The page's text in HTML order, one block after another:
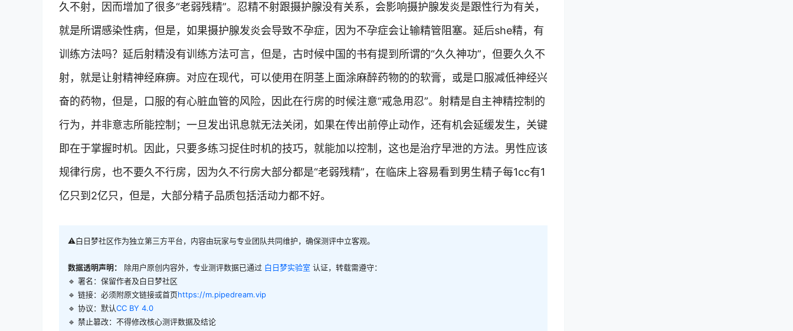
久不射，因而增加了很多“老弱残精”。忍精不射跟摄护腺没有关系，会影响摄护腺发炎是跟性行为有关，
就是所谓感染性病，但是，如果摄护腺发炎会导致不孕症，因为不孕症会让输精管阻塞。延后she精，有
训练方法吗？延后射精没有训练方法可言，但是，古时候中国的书有提到所谓的“久久神功”，但要久久不
射，就是让射精神经麻痹。对应在现代，可以使用在阴茎上面涂麻醉药物的的软膏，或是口服减低神经兴
奋的药物，但是，口服的有心脏血管的风险，因此在行房的时候注意“戒急用忍”。射精是自主神精控制的
行为，并非意志所能控制；一旦发出讯息就无法关闭，如果在传出前停止动作，还有机会延缓发生，关键
即在于掌握时机。因此，只要多练习捉住时机的技巧，就能加以控制，这也是治疗早泄的方法。男性应该
规律行房，也不要久不行房，因为久不行房大部分都是“老弱残精”，在临床上容易看到男生精子每1cc有1
亿只到2亿只，但是，大部分精子品质包括活动力都不好。
⚠️白日梦社区作为独立第三方平台，内容由玩家与专业团队共同维护，确保测评中立客观。
数据透明声明： 除用户原创内容外，专业测评数据已通过 白日梦实验室 认证，转载需遵守：
🔹 署名：保留作者及白日梦社区
🔹 链接：必须附原文链接或首页https://m.pipedream.vip
🔹 协议：默认CC BY 4.0
🔹 禁止篡改：不得修改核心测评数据及结论